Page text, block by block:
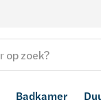
Badkamer